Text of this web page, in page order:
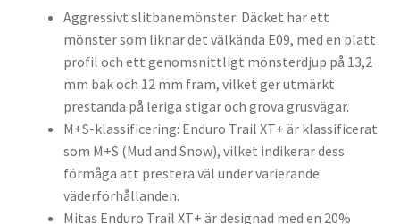
Aggressivt slitbanemönster: Däcket har ett
mönster som liknar det välkända E09, med en platt
profil och ett genomsnittligt mönsterdjup på 13,2
mm bak och 12 mm fram, vilket ger utmärkt
prestanda på leriga stigar och grova grusvägar.
M+S-klassificering: Enduro Trail XT+ är klassificerat
som M+S (Mud and Snow), vilket indikerar dess
förmåga att prestera väl under varierande
väderförhållanden.
Mitas Enduro Trail XT+ är designad med en 20%